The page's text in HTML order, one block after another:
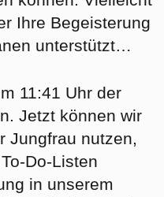
Ihre Begeisterung
unterstützt…
11:41 Uhr der
Jetzt können wir
Jungfrau nutzen,
Do-Listen
in unserem